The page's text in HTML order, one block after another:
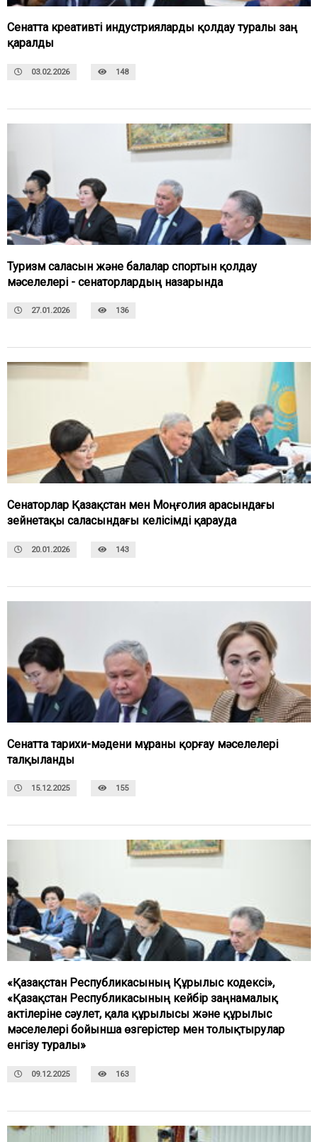
Сенатта креативті индустрияларды қолдау туралы заң
қаралды
03.02.2026 148
Туризм саласын және балалар спортын қолдау
мәселелері - сенаторлардың назарында
27.01.2026 136
Сенаторлар Қазақстан мен Моңғолия арасындағы
зейнетақы саласындағы келісімді қарауда
20.01.2026 143
Сенатта тарихи-мәдени мұраны қорғау мәселелері
талқыланды
15.12.2025 155
«Қазақстан Республикасының Құрылыс кодексі»,
«Қазақстан Республикасының кейбір заңнамалық
актілеріне сәулет, қала құрылысы және құрылыс
мәселелері бойынша өзгерістер мен толықтырулар
енгізу туралы»
09.12.2025 163